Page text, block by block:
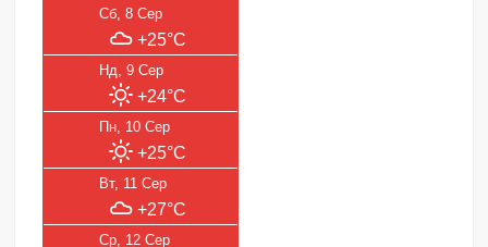
Сб, 8 Сер
+25°C
Нд, 9 Сер
+24°C
Пн, 10 Сер
+25°C
Вт, 11 Сер
+27°C
Ср, 12 Сер